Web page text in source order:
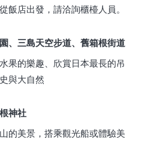
飯店出發，請洽詢櫃檯人員。
、三島天空步道、舊箱根街道
果的樂趣、欣賞日本最長的吊
與大自然
神社
的美景，搭乘觀光船或體驗美